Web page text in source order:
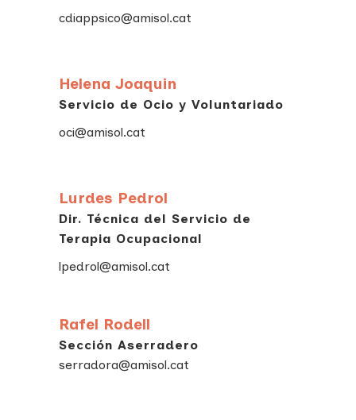
cdiappsico@amisol.cat
Helena Joaquin
Servicio de Ocio y Voluntariado
oci@amisol.cat
Lurdes Pedrol
Dir. Técnica del Servicio de
Terapia Ocupacional
lpedrol@amisol.cat
Rafel Rodell
Sección Aserradero
serradora@amisol.cat